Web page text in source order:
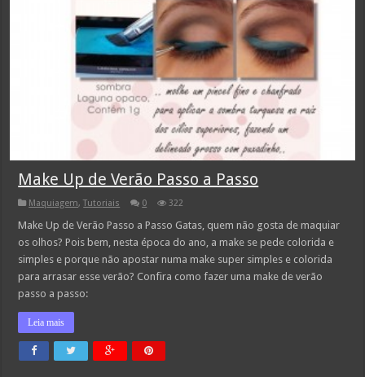
Make Up de Verão Passo a Passo
Maquiagem,Tutoriais 0 322
Make Up de Verão Passo a Passo Gatas, quem não gosta de maquiar
os olhos? Pois bem, nesta época do ano, a make se pede colorida e
simples e porque não apostar numa make super simples e colorida
para arrasar esse verão? Confira como fazer uma make de verão
passo a passo:
Leia mais